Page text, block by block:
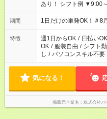
あり！ シフト例 ▼9:00
▼18:00～21:00
期間 1日だけの単発OK！＃
特徴 週1日からOK / 日払いOK
OK / 服装自由 / シフト
し / パソコンスキル不要
気になる！
掲載元企業名 株式会社バ